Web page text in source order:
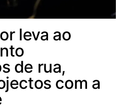
leva ao
de rua,
com a